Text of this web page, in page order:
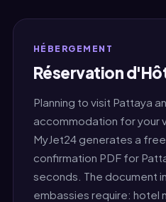
HÉBERGEMENT
Réservation
Planning to visit Pattaya
accommodation for your
MyJet24 generates a
confirmation PDF for
seconds. The document
embassies require: hotel